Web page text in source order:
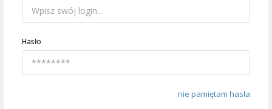
Hasło
nie pamiętam hasła